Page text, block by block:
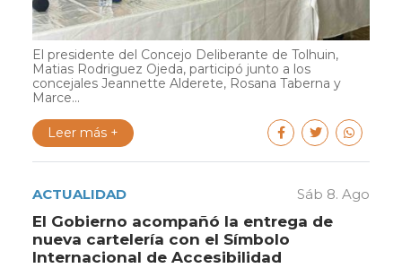
El presidente del Concejo Deliberante de Tolhuin,
Matias Rodriguez Ojeda, participó junto a los
concejales Jeannette Alderete, Rosana Taberna y
Marce...
Leer más +
ACTUALIDAD Sáb 8. Ago
El Gobierno acompañó la entrega de
nueva cartelería con el Símbolo
Internacional de Accesibilidad